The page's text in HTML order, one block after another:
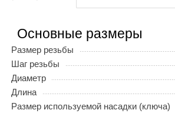
Основные размеры
Размер резьбы
Шаг резьбы
Диаметр
Длина
Размер используемой насадки (ключа)